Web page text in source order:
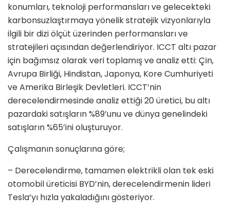
konumları, teknoloji performansları ve gelecekteki
karbonsuzlaştırmaya yönelik stratejik vizyonlarıyla
ilgili bir dizi ölçüt üzerinden performansları ve
stratejileri açısından değerlendiriyor. ICCT altı pazar
için bağımsız olarak veri toplamış ve analiz etti: Çin,
Avrupa Birliği, Hindistan, Japonya, Kore Cumhuriyeti
ve Amerika Birleşik Devletleri. ICCT’nin
derecelendirmesinde analiz ettiği 20 üretici, bu altı
pazardaki satışların %89’unu ve dünya genelindeki
satışların %65’ini oluşturuyor.
Çalışmanın sonuçlarına göre;
– Derecelendirme, tamamen elektrikli olan tek eski
otomobil üreticisi BYD’nin, derecelendirmenin lideri
Tesla’yı hızla yakaladığını gösteriyor.